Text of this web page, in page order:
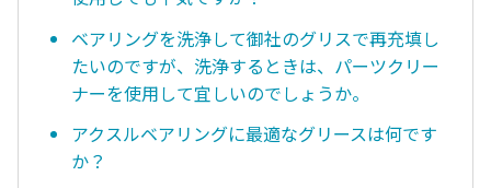
ベアリングを洗浄して御社のグリスで再充填し
たいのですが、洗浄するときは、パーツクリー
ナーを使用して宜しいのでしょうか。
アクスルベアリングに最適なグリースは何です
か？